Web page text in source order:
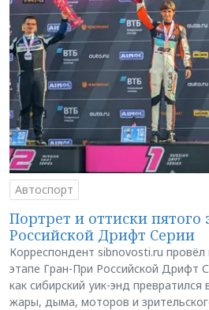
Автоспорт
Портрет и оттиски
Российской Дрифт Серии
Корреспондент sibnovosti.ru
этапе Гран-При Российской Дрифт
как сибирский уик-энд превратился
жары, дыма, моторов и